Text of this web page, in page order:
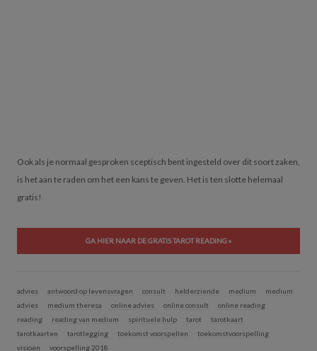
Ook als je normaal gesproken sceptisch bent ingesteld over dit soort zaken,
is het aan te raden om het een kans te geven. Het is ten slotte helemaal
gratis!
GA HIER NAAR DE GRATIS TAROT READING »
advies antwoord op levensvragen consult helderziende medium
medium
advies
medium theresa online advies online consult
online reading
reading
reading van medium spirituele hulp tarot
tarotkaart
tarotkaarten
tarotlegging toekomst voorspellen
toekomstvoorspelling
visioen
voorspelling 2018